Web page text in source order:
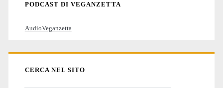
PODCAST DI VEGANZETTA
AudioVeganzetta
CERCA NEL SITO